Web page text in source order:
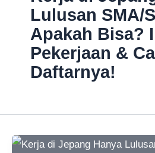
Lulusan SMA/
Apakah Bisa?
Pekerjaan &
Daftarnya!